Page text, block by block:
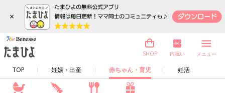
×
TOP 妊娠・出産 赤ちゃん・育児 妊活
SHOP 内祝い メニュー